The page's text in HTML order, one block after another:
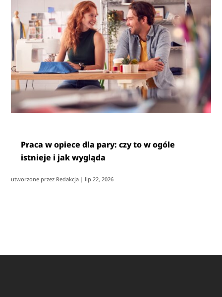
Praca w opiece dla pary: czy to w ogóle
istnieje i jak wygląda
utworzone przez Redakcja | lip 22, 2026